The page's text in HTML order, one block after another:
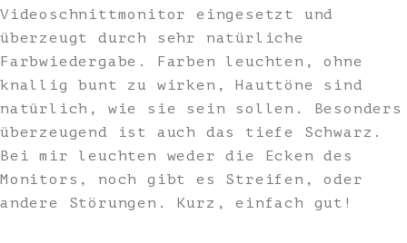
Videoschnittmonitor eingesetzt und
überzeugt durch sehr natürliche
Farbwiedergabe. Farben leuchten, ohne
knallig bunt zu wirken, Hauttöne sind
natürlich, wie sie sein sollen. Besonders
überzeugend ist auch das tiefe Schwarz.
Bei mir leuchten weder die Ecken des
Monitors, noch gibt es Streifen, oder
andere Störungen. Kurz, einfach gut!